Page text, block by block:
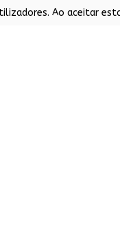
Ao aceitar